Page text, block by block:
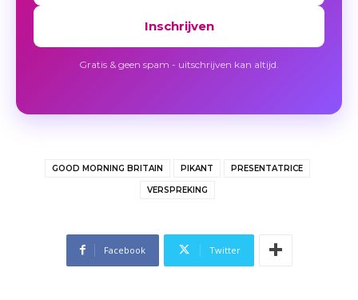
Inschrijven
Gratis & geen spam - uitschrijven kan altijd.
GOOD MORNING BRITAIN PIKANT PRESENTATRICE
VERSPREKING
Facebook Twitter